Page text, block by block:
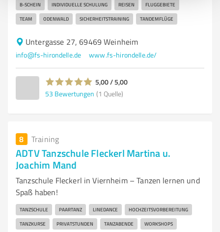
B-SCHEIN INDIVIDUELLE SCHULUNG REISEN FLUGGEBIETE
TEAM ODENWALD SICHERHEITSTRAINING TANDEMFLÜGE
Untergasse 27, 69469 Weinheim
info@fs-hirondelle.de www.fs-hirondelle.de/
5,00 / 5,00
53 Bewertungen (1 Quelle)
8 Training
ADTV Tanzschule Fleckerl Martina u.
Joachim Mand
Tanzschule Fleckerl in Viernheim – Tanzen lernen und
Spaß haben!
TANZSCHULE PAARTANZ LINEDANCE HOCHZEITSVORBEREITUNG
TANZKURSE PRIVATSTUNDEN TANZABENDE WORKSHOPS